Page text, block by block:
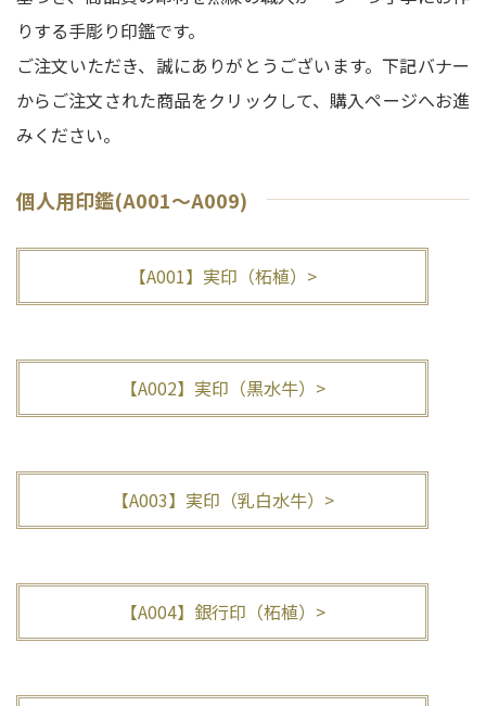
りする手彫り印鑑です。
ご注文いただき、誠にありがとうございます。下記バナー
からご注文された商品をクリックして、購入ページへお進
みください。
個人用印鑑(A001～A009)
【A001】実印（柘植）>
【A002】実印（黒水牛）>
【A003】実印（乳白水牛）>
【A004】銀行印（柘植）>